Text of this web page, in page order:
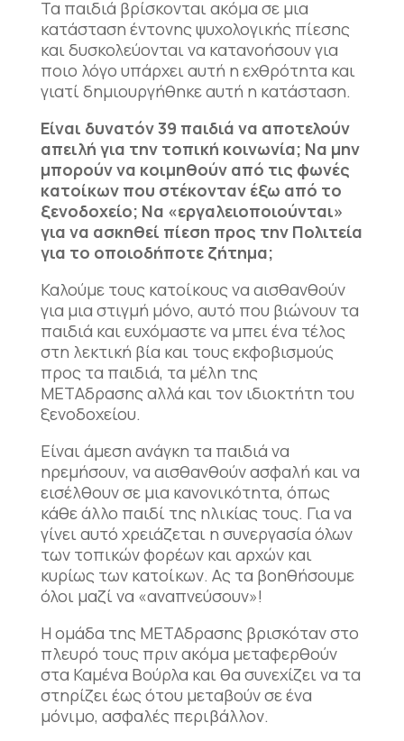
Τα παιδιά βρίσκονται ακόμα σε μια
κατάσταση έντονης ψυχολογικής πίεσης
και δυσκολεύονται να κατανοήσουν για
ποιο λόγο υπάρχει αυτή η εχθρότητα και
γιατί δημιουργήθηκε αυτή η κατάσταση.
Είναι δυνατόν 39 παιδιά να αποτελούν
απειλή για την τοπική κοινωνία; Να μην
μπορούν να κοιμηθούν από τις φωνές
κατοίκων που στέκονταν έξω από το
ξενοδοχείο; Να «εργαλειοποιούνται»
για να ασκηθεί πίεση προς την Πολιτεία
για το οποιοδήποτε ζήτημα;
Καλούμε τους κατοίκους να αισθανθούν
για μια στιγμή μόνο, αυτό που βιώνουν τα
παιδιά και ευχόμαστε να μπει ένα τέλος
στη λεκτική βία και τους εκφοβισμούς
προς τα παιδιά, τα μέλη της
ΜΕΤΑδρασης αλλά και τον ιδιοκτήτη του
ξενοδοχείου.
Είναι άμεση ανάγκη τα παιδιά να
ηρεμήσουν, να αισθανθούν ασφαλή και να
εισέλθουν σε μια κανονικότητα, όπως
κάθε άλλο παιδί της ηλικίας τους. Για να
γίνει αυτό χρειάζεται η συνεργασία όλων
των τοπικών φορέων και αρχών και
κυρίως των κατοίκων. Ας τα βοηθήσουμε
όλοι μαζί να «αναπνεύσουν»!
Η ομάδα της ΜΕΤΑδρασης βρισκόταν στο
πλευρό τους πριν ακόμα μεταφερθούν
στα Καμένα Βούρλα και θα συνεχίζει να τα
στηρίζει έως ότου μεταβούν σε ένα
μόνιμο, ασφαλές περιβάλλον.